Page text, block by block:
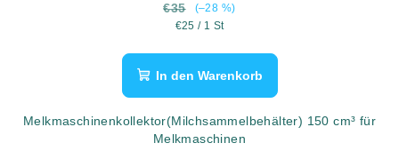
€35
(–28 %)
Verkaufspreis:
€25 / 1 St
In den Warenkorb
Melkmaschinenkollektor(Milchsammelbehälter) 150 cm³ für
Melkmaschinen